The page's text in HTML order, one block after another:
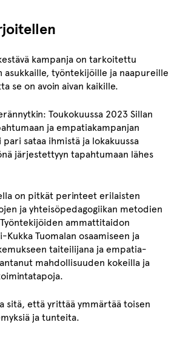
kampanja on tarkoitettu
asukkaille, työntekijöille ja naapureille
se on avoin aivan kaikille.
Toukokuussa 2023 Sillan
ja empatiakampanjan
pari sataa ihmistä ja lokakuussa
järjestettyyn tapahtumaan lähes
on pitkät perinteet erilaisten
ja yhteisöpedagogiikan metodien
ammattitaidon
Kukka Tuomalan osaamiseen ja
taiteilijana ja empatia-
mahdollisuuden kokeilla ja
sitä, että yrittää ymmärtää toisen
ja tunteita.